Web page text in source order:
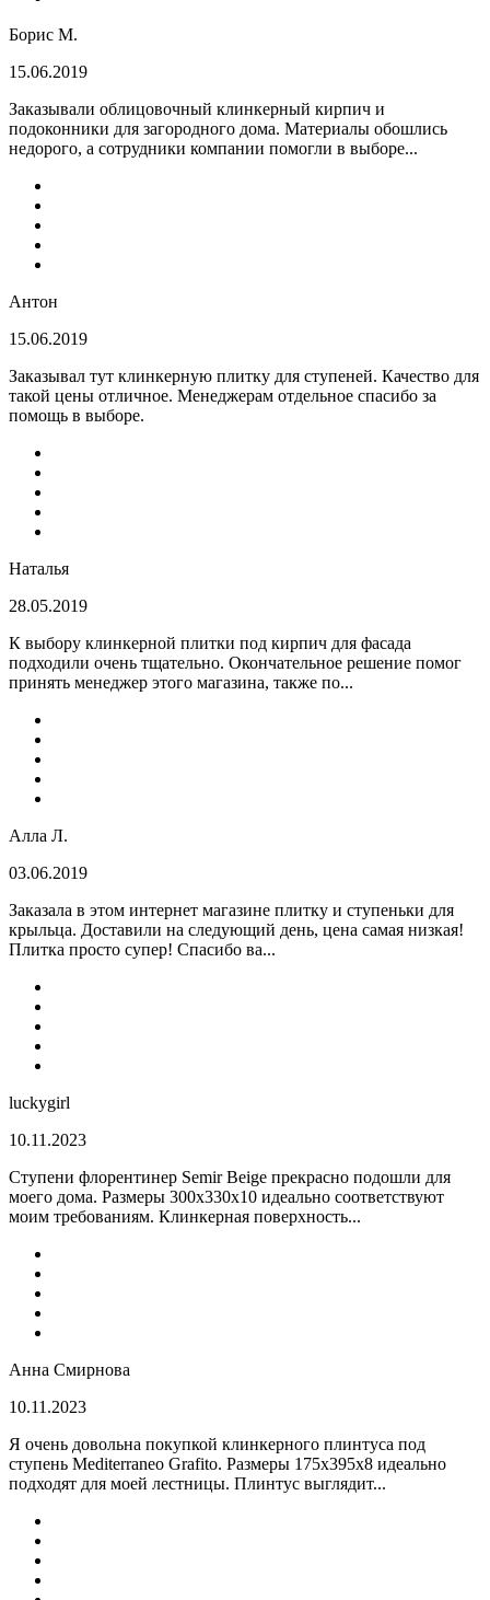
Борис М.
15.06.2019
Заказывали облицовочный клинкерный кирпич и
подоконники для загородного дома. Материалы обошлись
недорого, а сотрудники компании помогли в выборе...
Антон
15.06.2019
Заказывал тут клинкерную плитку для ступеней. Качество для
такой цены отличное. Менеджерам отдельное спасибо за
помощь в выборе.
Наталья
28.05.2019
К выбору клинкерной плитки под кирпич для фасада
подходили очень тщательно. Окончательное решение помог
принять менеджер этого магазина, также по...
Алла Л.
03.06.2019
Заказала в этом интернет магазине плитку и ступеньки для
крыльца. Доставили на следующий день, цена самая низкая!
Плитка просто супер! Спасибо ва...
luckygirl
10.11.2023
Ступени флорентинер Semir Beige прекрасно подошли для
моего дома. Размеры 300х330х10 идеально соответствуют
моим требованиям. Клинкерная поверхность...
Анна Смирнова
10.11.2023
Я очень довольна покупкой клинкерного плинтуса под
ступень Mediterraneo Grafito. Размеры 175х395х8 идеально
подходят для моей лестницы. Плинтус выглядит...